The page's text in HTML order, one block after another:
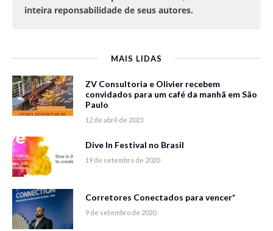
inteira reponsabilidade de seus autores.
MAIS LIDAS
ZV Consultoria e Olivier recebem
convidados para um café da manhã em São
Paulo
12 de abril de 2023
Dive In Festival no Brasil
19 de setembro de 2020
Corretores Conectados para vencer*
9 de setembro de 2020